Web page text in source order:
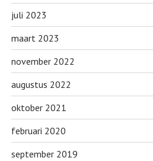
juli 2023
maart 2023
november 2022
augustus 2022
oktober 2021
februari 2020
september 2019